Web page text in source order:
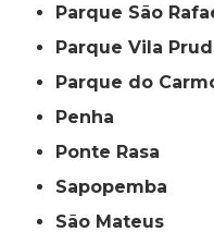
Parque São
Parque Vila
Parque do
Penha
Ponte Rasa
Sapopemba
São Mateus